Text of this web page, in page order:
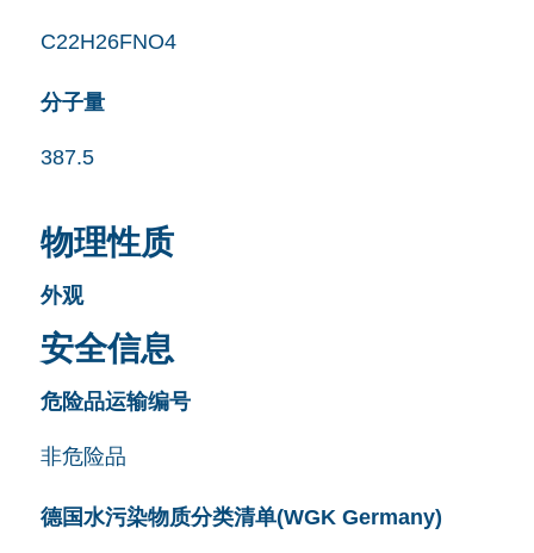
C22H26FNO4
分子量
387.5
物理性质
外观
安全信息
危险品运输编号
非危险品
德国水污染物质分类清单(WGK Germany)